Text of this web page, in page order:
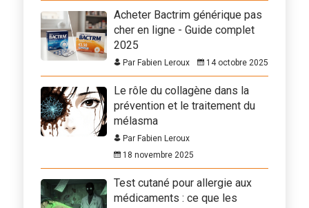
Acheter Bactrim générique pas
cher en ligne - Guide complet
2025
Par Fabien Leroux 14 octobre 2025
Le rôle du collagène dans la
prévention et le traitement du
mélasma
Par Fabien Leroux
18 novembre 2025
Test cutané pour allergie aux
médicaments : ce que les